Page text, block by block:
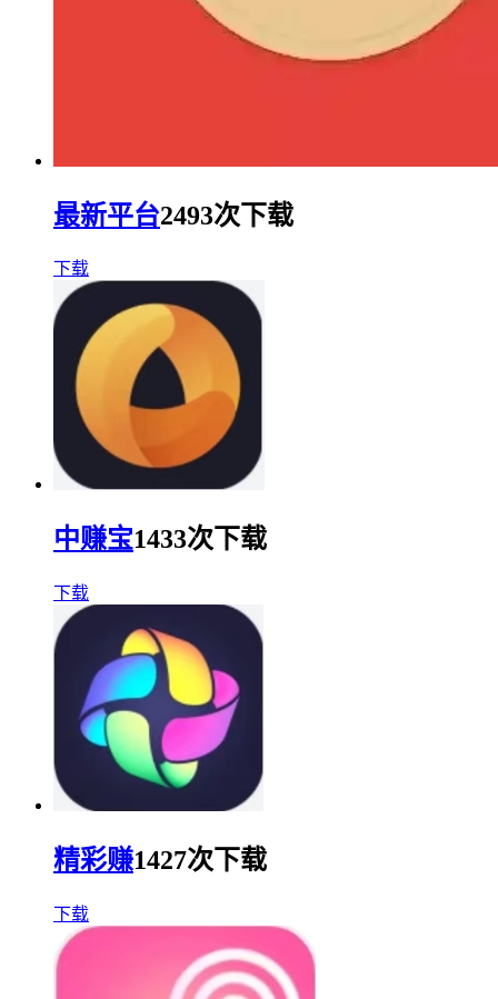
最新平台2493次下载
下载
中赚宝1433次下载
下载
精彩赚1427次下载
下载